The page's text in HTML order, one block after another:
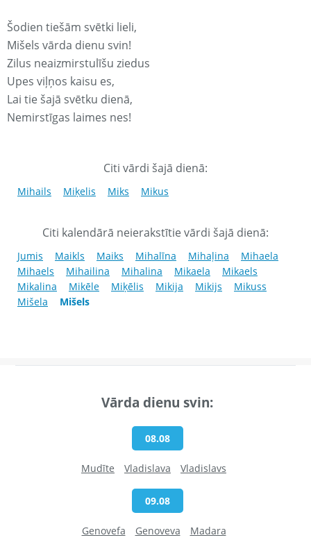
Šodien tiešām svētki lieli,
Mišels vārda dienu svin!
Zilus neaizmirstulīšu ziedus
Upes viļņos kaisu es,
Lai tie šajā svētku dienā,
Nemirstīgas laimes nes!
Citi vārdi šajā dienā:
Mihails Miķelis Miks Mikus
Citi kalendārā neierakstītie vārdi šajā dienā:
Jumis Maikls Maiks Mihalīna Mihaļina
Mihaela
Mihaels
Mihailina Mihalina Mikaela
Mikaels
Mikalina
Mikēle Miķēlis Mikija Mikijs
Mikuss
Mišela
Mišels
Vārda dienu svin:
08.08
Mudīte Vladislava Vladislavs
09.08
Genovefa Genoveva Madara